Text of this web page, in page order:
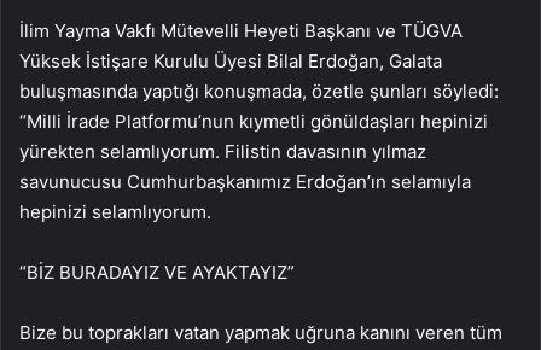
İlim Yayma Vakfı Mütevelli Heyeti Başkanı ve TÜGVA
Yüksek İstişare Kurulu Üyesi Bilal Erdoğan, Galata
buluşmasında yaptığı konuşmada, özetle şunları söyledi:
“Milli İrade Platformu’nun kıymetli gönüldaşları hepinizi
yürekten selamlıyorum. Filistin davasının yılmaz
savunucusu Cumhurbaşkanımız Erdoğan’ın selamıyla
hepinizi selamlıyorum.
“BİZ BURADAYIZ VE AYAKTAYIZ”
Bize bu toprakları vatan yapmak uğruna kanını veren tüm